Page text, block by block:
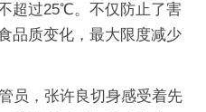
超过25℃。不仅防止了害
品质变化，最大限度减少
，张许良切身感受着先